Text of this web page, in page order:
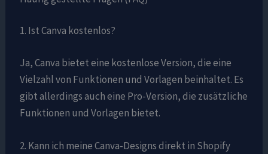
1. Ist Canva kostenlos?
Ja, Canva bietet eine kostenlose Version, die eine
Vielzahl von Funktionen und Vorlagen beinhaltet. Es
gibt allerdings auch eine Pro-Version, die zusätzliche
Funktionen und Vorlagen bietet.
2. Kann ich meine Canva-Designs direkt in Shopify